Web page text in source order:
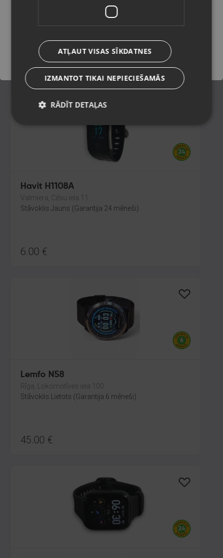
Stāvoklis Jauns (Garantija 24 mēneši)
20.00€
Havit H1108A
Valmiera, Cēsu iela 11
Stāvoklis Jauns (Garantija 24 mēneši)
6.00 €
Lemfo N58
Rīga, Lokomotīves iela 100
Stāvoklis Lietots (Garantija 6 mēneši)
45.00 €
Saglabāt
ATĻAUT VISAS SĪKDATNES
IZMANTOT TIKAI NEPIECIEŠAMĀS
RĀDĪT DETAĻAS